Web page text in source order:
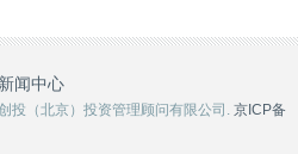
新闻中心
投（北京）投资管理顾问有限公司. 京ICP备